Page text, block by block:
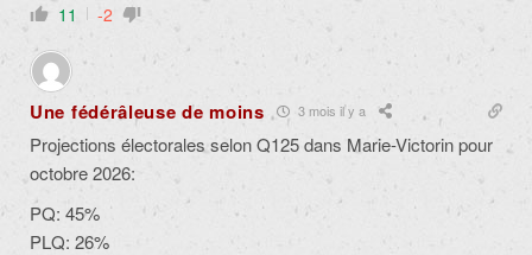
11 -2
Une fédérâleuse de moins 3 mois il y a
Projections électorales selon Q125 dans Marie-Victorin pour
octobre 2026:
PQ: 45%
PLQ: 26%